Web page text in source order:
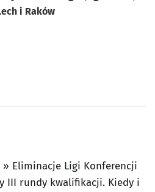
i Raków
» Eliminacje Ligi Konferencji
III rundy kwalifikacji. Kiedy i